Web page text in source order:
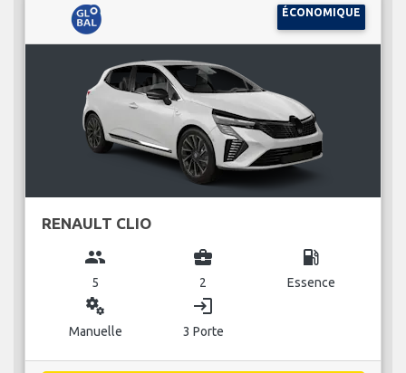
ÉCONOMIQUE
RENAULT CLIO
group
5
business_center
2
local_gas_station
Essence
miscellaneous_services
Manuelle
login
3 Porte